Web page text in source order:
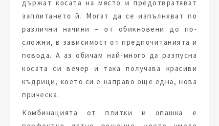
държат косата на място и предотвратяват
заплитането й. Могат да се изпълняват по
различни начини – от обикновени до по-
сложни, в зависимост от предпочитанията и
повода. А аз обичам най-много да разпусна
косата си вечер и така получава красиви
къдрици, което си е направо още една, нова
прическа.
Комбинацията от плитки и опашка е